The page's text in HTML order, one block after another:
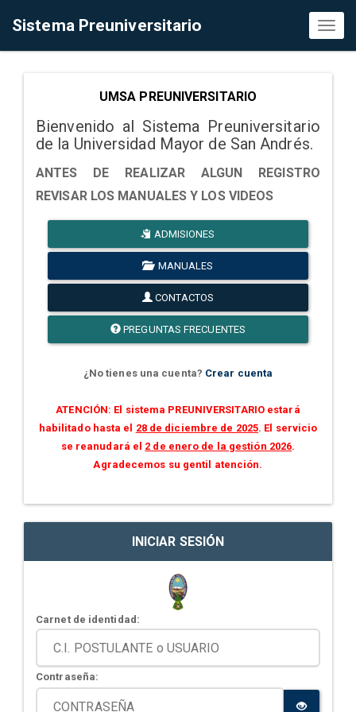
Sistema Preuniversitario
UMSA PREUNIVERSITARIO
Bienvenido al Sistema Preuniversitario
de la Universidad Mayor de San Andrés.
ANTES DE REALIZAR ALGUN REGISTRO
REVISAR LOS MANUALES Y LOS VIDEOS
ADMISIONES
MANUALES
CONTACTOS
PREGUNTAS FRECUENTES
¿No tienes una cuenta? Crear cuenta
ATENCIÓN: El sistema PREUNIVERSITARIO estará
habilitado hasta el 28 de diciembre de 2025. El servicio
se reanudará el 2 de enero de la gestión 2026.
Agradecemos su gentil atención.
INICIAR SESIÓN
Carnet de identidad:
Contraseña: